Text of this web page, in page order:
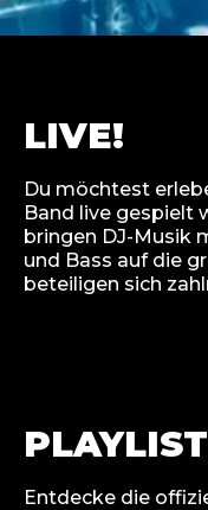
LIVE!
Du möchtest
Band live gespielt
bringen DJ-Musik
und Bass auf die
beteiligen sich
PLAYLIST
Entdecke die